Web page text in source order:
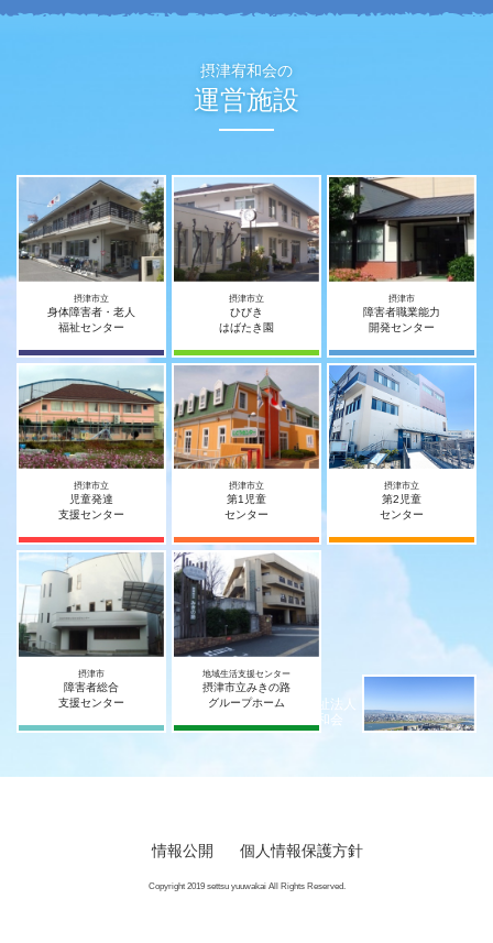
摂津宥和会の
運営施設
社会福祉法人
摂津宥和会
摂津市立
身体障害者・老人
福祉センター
摂津市立
ひびき
はばたき園
摂津市
障害者職業能力
開発センター
摂津市立
児童発達
支援センター
摂津市立
第1児童
センター
摂津市立
第2児童
センター
摂津市
障害者総合
支援センター
地域生活支援センター
摂津市立みきの路
グループホーム
情報公開 個人情報保護方針
Copyright 2019 settsu yuuwakai All Rights Reserved.